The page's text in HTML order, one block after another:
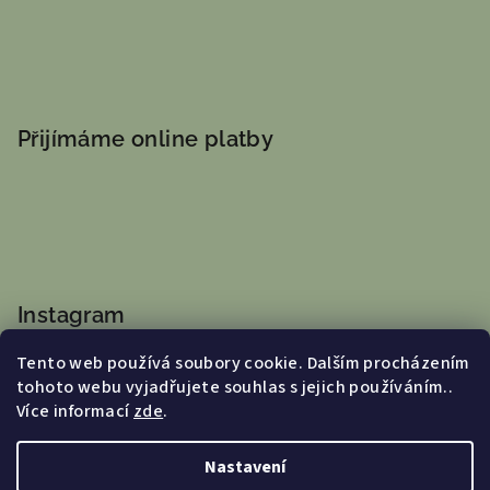
Tento web používá soubory cookie. Dalším procházením
tohoto webu vyjadřujete souhlas s jejich používáním..
Více informacízde.
Nastavení
Přijímáme online platby
Instagram
Sledovat na Instagramu